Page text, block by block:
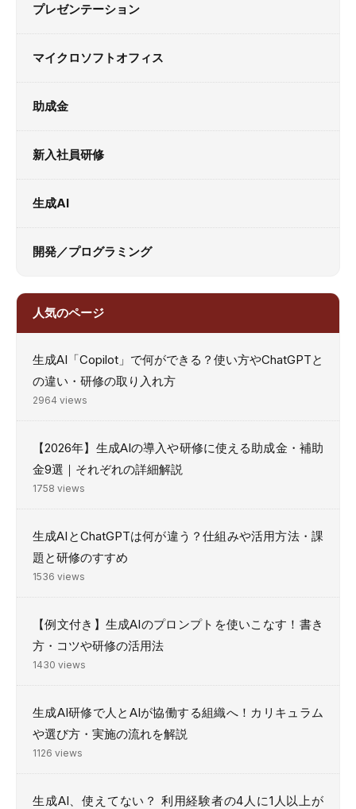
プレゼンテーション
マイクロソフトオフィス
助成金
新入社員研修
生成AI
開発／プログラミング
人気のページ
生成AI「Copilot」で何ができる？使い方やChatGPTと
の違い・研修の取り入れ方
2964 views
【2026年】生成AIの導入や研修に使える助成金・補助
金9選｜それぞれの詳細解説
1758 views
生成AIとChatGPTは何が違う？仕組みや活用方法・課
題と研修のすすめ
1536 views
【例文付き】生成AIのプロンプトを使いこなす！書き
方・コツや研修の活用法
1430 views
生成AI研修で人とAIが協働する組織へ！カリキュラム
や選び方・実施の流れを解説
1126 views
生成AI、使えてない？ 利用経験者の4人に1人以上が